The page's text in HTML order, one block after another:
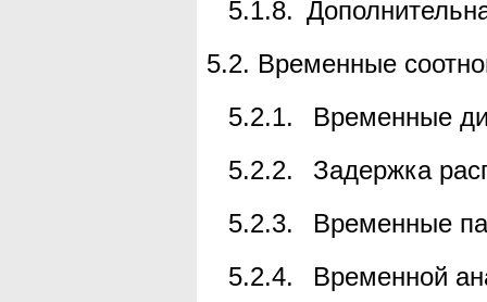
5.1.8.
5.2. Временные
5.2.1.
Временные
5.2.2.
Задержка
5.2.3.
Временные
5.2.4.
Временной